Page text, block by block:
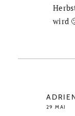
wird
29 MAI